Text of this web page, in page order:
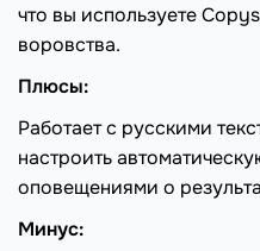
что вы используете
воровства.
Плюсы:
Работает с русскими
настроить
оповещениями о
Минус: